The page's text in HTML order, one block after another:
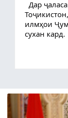
илмҳои
сухан кард.